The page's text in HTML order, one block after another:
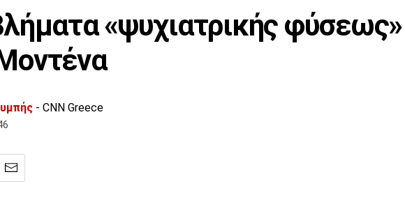
«ψυχιατρικής
- CNN Greece